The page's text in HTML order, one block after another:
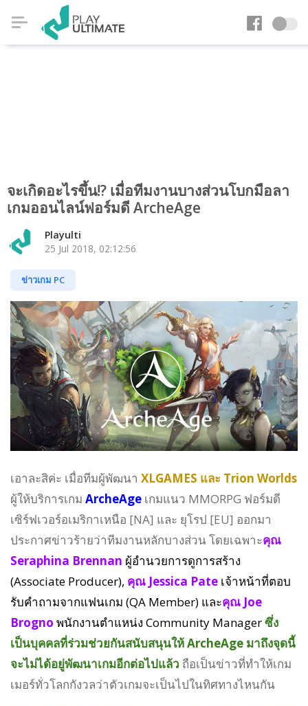
จะเกิดอะไรขึ้น!? เมื่อทีมงานบางส่วนโบกมือลา
เกมออนไลน์ฟอร์มดี ArcheAge
Playulti
25 Jul 2018, 02:12:56
ข่าวเกม PC
เอาละสิค่ะ เมื่อทีมผู้พัฒนา XLGAMES และ Trion Worlds
ผู้ให้บริการเกม ArcheAge เกมแนว MMORPG ฟอร์มดี
เซิร์ฟเวอร์อเมริกาเหนือ [NA] และ ยุโรป [EU] ออกมา
ประกาศข่าวร้ายว่าทีมงานหลักบางส่วน โดยเฉพาะคุณ
Seraphina Brennan ผู้อำนวยการดูการสร้าง
(Associate Producer), คุณ Jessica Pate เจ้าหน้าที่ตอบ
รับคำถามจากแฟนเกม (QA Member) และคุณ Joe
Brogno พนักงานตำแหน่ง Community Managerซึ่ง
เป็นบุคคลที่ร่วมช่วยกันสนับสนุนให้ ArcheAge มาถึงจุดนี้
จะไม่ได้อยู่พัฒนาเกมอีกต่อไปแล้ว ถือเป็นข่าวที่ทำให้เกม
เมอร์ทั่วโลกกังวลว่าตัวเกมจะเป็นไปในทิศทางไหนกัน